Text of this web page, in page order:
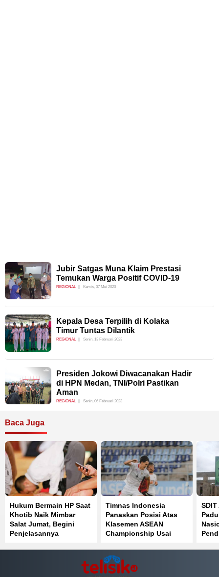
Jubir Satgas Muna Klaim Prestasi
Temukan Warga Positif COVID-19
REGIONAL Kamis, 07 Mei 2020
Kepala Desa Terpilih di Kolaka
Timur Tuntas Dilantik
REGIONAL Senin, 13 Februari 2023
Presiden Jokowi Diwacanakan Hadir
di HPN Medan, TNI/Polri Pastikan
Aman
REGIONAL Senin, 06 Februari 2023
Baca Juga
Hukum Bermain HP Saat
Khotib Naik Mimbar
Salat Jumat, Begini
Penjelasannya
Timnas Indonesia
Panaskan Posisi Atas
Klasemen ASEAN
Championship Usai